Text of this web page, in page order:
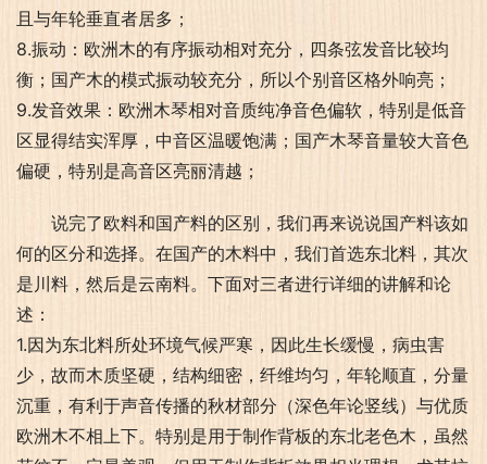
且与年轮垂直者居多；
8.振动：欧洲木的有序振动相对充分，四条弦发音比较均
衡；国产木的模式振动较充分，所以个别音区格外响亮；
9.发音效果：欧洲木琴相对音质纯净音色偏软，特别是低音
区显得结实浑厚，中音区温暖饱满；国产木琴音量较大音色
偏硬，特别是高音区亮丽清越；
说完了欧料和国产料的区别，我们再来说说国产料该如
何的区分和选择。在国产的木料中，我们首选东北料，其次
是川料，然后是云南料。下面对三者进行详细的讲解和论
述：
1.因为东北料所处环境气候严寒，因此生长缓慢，病虫害
少，故而木质坚硬，结构细密，纤维均匀，年轮顺直，分量
沉重，有利于声音传播的秋材部分（深色年论竖线）与优质
欧洲木不相上下。特别是用于制作背板的东北老色木，虽然